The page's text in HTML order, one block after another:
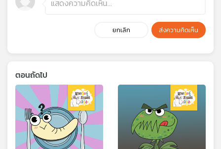
ยกเลิก ส่งความคิดเห็น
ตอนถัดไป